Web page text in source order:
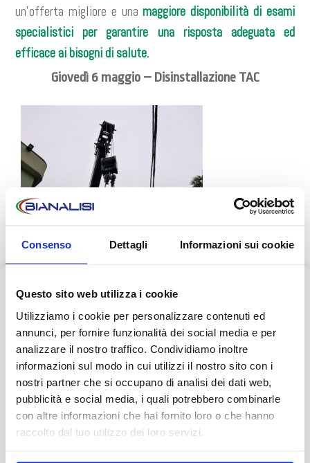
Consenso Dettagli Informazioni sui cookie
Questo sito web utilizza i cookie
Utilizziamo i cookie per personalizzare contenuti ed
annunci, per fornire funzionalità dei social media e per
analizzare il nostro traffico. Condividiamo inoltre
informazioni sul modo in cui utilizzi il nostro sito con i
nostri partner che si occupano di analisi dei dati web,
pubblicità e social media, i quali potrebbero combinarle
con altre informazioni che hai fornito loro o che hanno
raccolto dal tuo utilizzo dei loro servizi.
un’offerta migliore e unamaggiore disponibilità di esami
specialistici per garantire una risposta adeguata ed
efficace ai bisogni di salute.
Giovedì 6 maggio – Disinstallazione TAC
Giovedì 12 maggio – Installazione Nuova TAC
AVVISO AI PAZIENTI
Durante il mese di agosto alcuni Centri potrebbero osservare
orari ridotti o periodi di chiusura.
👉 Vi invitiamo a consultare ilcalendario completo con le
variazioni di agosto.
Grazie.